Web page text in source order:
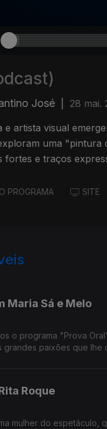
José 28 mai.
artista visual
uma "pintura
e traços
PROGRAMA SITE
Maria Sá e Melo
o programa "Prova
grandes paixões que
Roque
mulher do espetáculo,